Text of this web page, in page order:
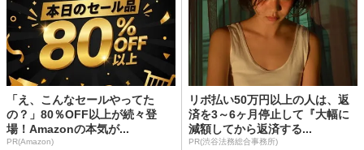
「え、こんなセールやってた
の？」80％OFF以上が続々登
場！Amazonの本気が...
PR(Amazon)
リボ払い50万円以上の人は、返
済を3～6ヶ月停止して『大幅に
減額してから返済する...
PR(渋谷法務総合事務所)